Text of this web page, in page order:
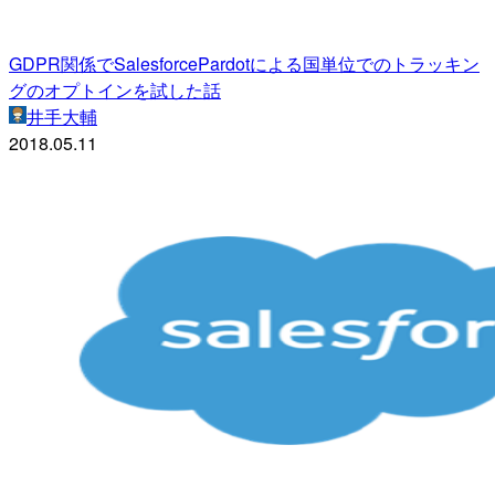
GDPR関係でSalesforcePardotによる国単位でのトラッキン
グのオプトインを試した話
井手大輔
2018.05.11